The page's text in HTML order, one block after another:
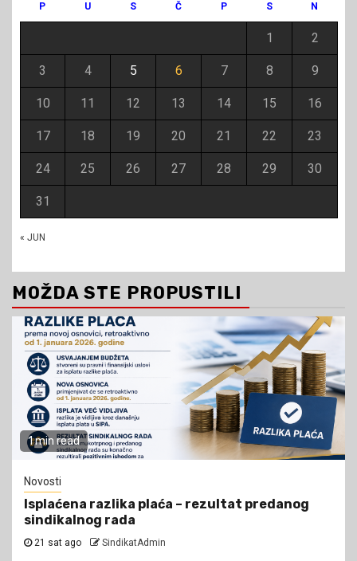
P U S Č P S N
« JUN
1 2
3 4 5 6 7 8 9
10 11 12 13 14 15 16
17 18 19 20 21 22 23
24 25 26 27 28 29 30
31
MOŽDA STE PROPUSTILI
1 min read
Novosti
Isplaćena razlika plaća – rezultat predanog
sindikalnog rada
21 sat ago SindikatAdmin